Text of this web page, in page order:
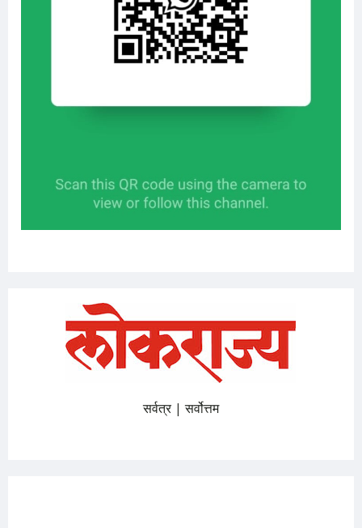
सर्वत्र | सर्वोत्तम